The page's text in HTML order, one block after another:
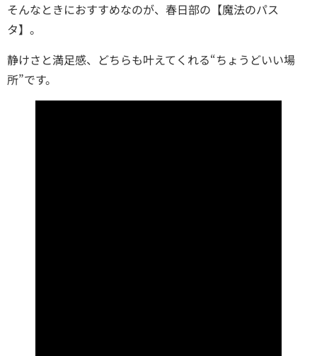
そんなときにおすすめなのが、春日部の【魔法のパス
タ】。
静けさと満足感、どちらも叶えてくれる“ちょうどいい場
所”です。